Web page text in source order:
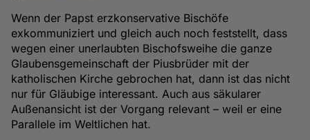
Wenn der Papst erzkonservative Bischöfe
exkommuniziert und gleich auch noch feststellt, dass
wegen einer unerlaubten Bischofsweihe die ganze
Glaubensgemeinschaft der Piusbrüder mit der
katholischen Kirche gebrochen hat, dann ist das nicht
nur für Gläubige interessant. Auch aus säkularer
Außenansicht ist der Vorgang relevant – weil er eine
Parallele im Weltlichen hat.